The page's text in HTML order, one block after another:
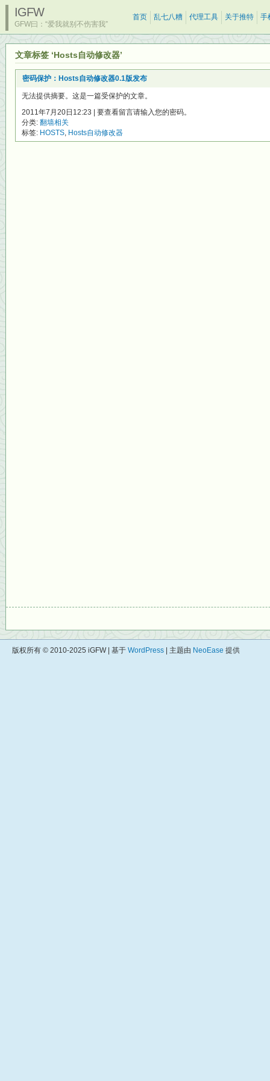
IGFW
GFW曰：“爱我就别不伤害我”
首页 乱七八糟 代理工具 关于推特 手
文章标签 ‘Hosts自动修改器’
密码保护：Hosts自动修改器0.1版发布
无法提供摘要。这是一篇受保护的文章。
2011年7月20日12:23 | 要查看留言请输入您的密码。
分类: 翻墙相关
标签: HOSTS, Hosts自动修改器
版权所有 © 2010-2025 iGFW | 基于 WordPress | 主题由 NeoEase 提供